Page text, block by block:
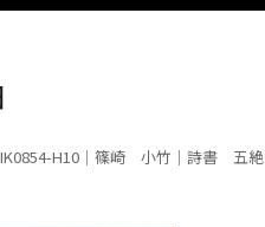
H10｜篠崎 小竹｜詩書 五絶